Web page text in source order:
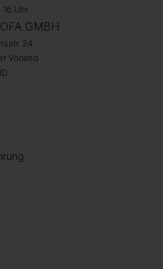
16 Uhr
GMBH
24
Vorland